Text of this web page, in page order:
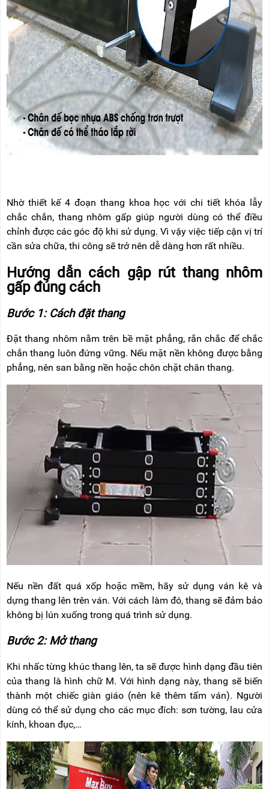
Nhờ thiết kế 4 đoạn thang khoa học với chi tiết khóa lẫy
chắc chắn, thang nhôm gấp giúp người dùng có thể điều
chỉnh được các góc độ khi sử dụng. Vì vậy việc tiếp cận vị trí
cần sửa chữa, thi công sẽ trở nên dễ dàng hơn rất nhiều.
Hướng dẫn cách gập rút thang nhôm
gấp đúng cách
Bước 1: Cách đặt thang
Đặt thang nhôm nằm trên bề mặt phẳng, rắn chắc để chắc
chắn thang luôn đứng vững. Nếu mặt nền không được bằng
phẳng, nên san bằng nền hoặc chôn chặt chân thang.
Nếu nền đất quá xốp hoặc mềm, hãy sử dụng ván kê và
dựng thang lên trên ván. Với cách làm đó, thang sẽ đảm bảo
không bị lún xuống trong quá trình sử dụng.
Bước 2: Mở thang
Khi nhấc từng khúc thang lên, ta sẽ được hình dạng đầu tiên
của thang là hình chữ M. Với hình dạng này, thang sẽ biến
thành một chiếc giàn giáo (nên kê thêm tấm ván). Người
dùng có thể sử dụng cho các mục đích: sơn tường, lau cửa
kính, khoan đục,…